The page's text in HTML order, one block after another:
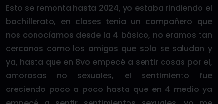
Esto se remonta hasta 2024, yo estaba rindiendo el
bachillerato, en clases tenia un compañero que
nos conocíamos desde la 4 básico, no eramos tan
cercanos como los amigos que solo se saludan y
ya, hasta que en 8vo empecé a sentir cosas por el,
amorosas no sexuales, el sentimiento fue
creciendo poco a poco hasta que en 4 medio ya